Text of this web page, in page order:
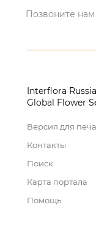
Позвоните
Interflora
Global Flower
Версия для
Контакты
Поиск
Карта портала
Помощь